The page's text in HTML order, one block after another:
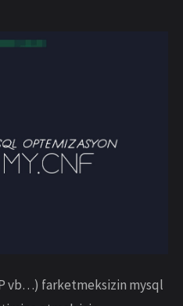
vb…) farketmeksizin mysql